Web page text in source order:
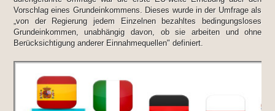
Vorschlag eines Grundeinkommens. Dieses wurde in der Umfrage als
„von der Regierung jedem Einzelnen bezahltes bedingungsloses
Grundeinkommen, unabhängig davon, ob sie arbeiten und ohne
Berücksichtigung anderer Einnahmequellen" definiert.